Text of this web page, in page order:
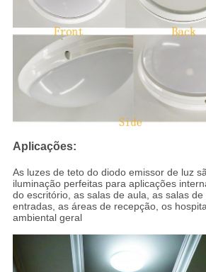
Aplicações:
As luzes de teto do diodo emissor de luz
iluminação perfeitas para aplicações
do escritório, as salas de aula, as salas
entradas, as áreas de recepção, os
ambiental geral